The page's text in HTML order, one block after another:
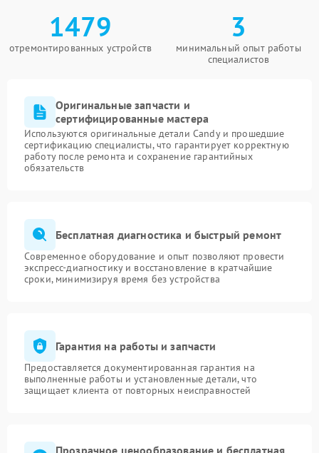
1479
отремонтированных устройств
3
минимальный опыт работы
специалистов
Оригинальные запчасти и
сертифицированные мастера
Используются оригинальные детали Candy и прошедшие
сертификацию специалисты, что гарантирует корректную
работу после ремонта и сохранение гарантийных
обязательств
Бесплатная диагностика и быстрый ремонт
Современное оборудование и опыт позволяют провести
экспресс-диагностику и восстановление в кратчайшие
сроки, минимизируя время без устройства
Гарантия на работы и запчасти
Предоставляется документированная гарантия на
выполненные работы и установленные детали, что
защищает клиента от повторных неисправностей
Прозрачное ценообразование и бесплатная